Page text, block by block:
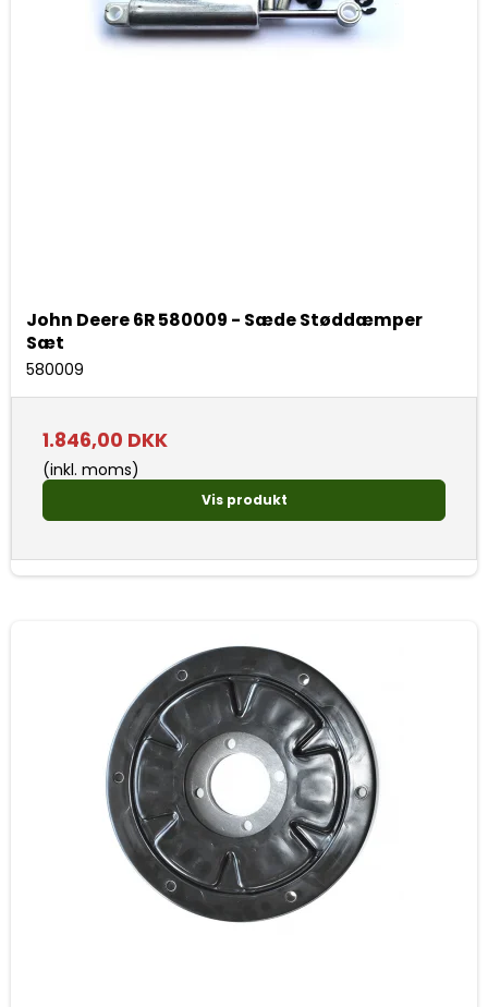
John Deere 6R 580009 - Sæde Støddæmper
Sæt
580009
1.846,00 DKK
(inkl. moms)
Vis produkt